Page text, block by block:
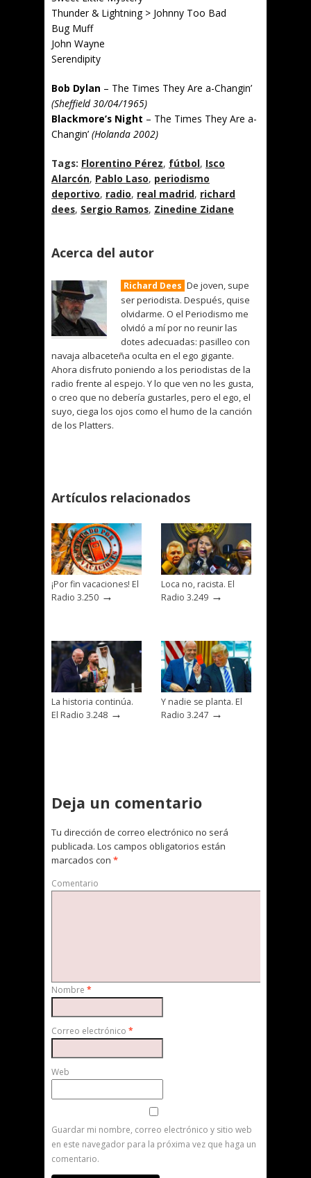
Thunder & Lightning > Johnny Too Bad
Bug Muff
John Wayne
Serendipity
Bob Dylan – The Times They Are a-Changin’
(Sheffield 30/04/1965)
Blackmore’s Night – The Times They Are a-
Changin’ (Holanda 2002)
Tags: Florentino Pérez, fútbol, Isco
Alarcón, Pablo Laso, periodismo
deportivo, radio, real madrid, richard
dees, Sergio Ramos, Zinedine Zidane
Acerca del autor
Richard Dees De joven, supe
ser periodista. Después, quise
olvidarme. O el Periodismo me
olvidó a mí por no reunir las
dotes adecuadas: pasilleo con
navaja albaceteña oculta en el ego gigante.
Ahora disfruto poniendo a los periodistas de la
radio frente al espejo. Y lo que ven no les gusta,
o creo que no debería gustarles, pero el ego, el
suyo, ciega los ojos como el humo de la canción
de los Platters.
Artículos relacionados
¡Por fin vacaciones! El
Radio 3.250 →
Loca no, racista. El
Radio 3.249 →
La historia continúa.
El Radio 3.248 →
Y nadie se planta. El
Radio 3.247 →
Deja un comentario
Tu dirección de correo electrónico no será
publicada. Los campos obligatorios están
marcados con *
Comentario
Nombre *
Correo electrónico *
Web
Guardar mi nombre, correo electrónico y sitio web
en este navegador para la próxima vez que haga un
comentario.